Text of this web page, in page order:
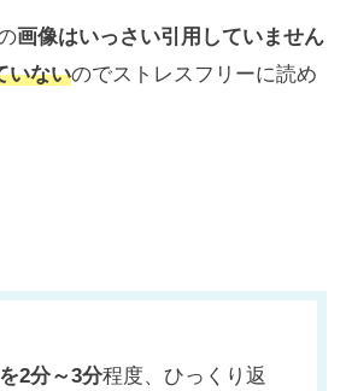
画像はいっさい引用していません
いないのでストレスフリーに読め
2分～3分程度、ひっくり返